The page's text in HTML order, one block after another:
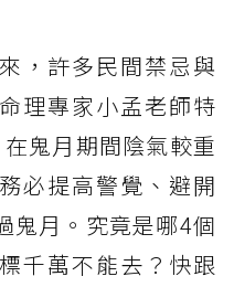
，許多民間禁忌與
理專家小孟老師特
鬼月期間陰氣較重
必提高警覺、避開
鬼月。究竟是哪4個
千萬不能去？快跟